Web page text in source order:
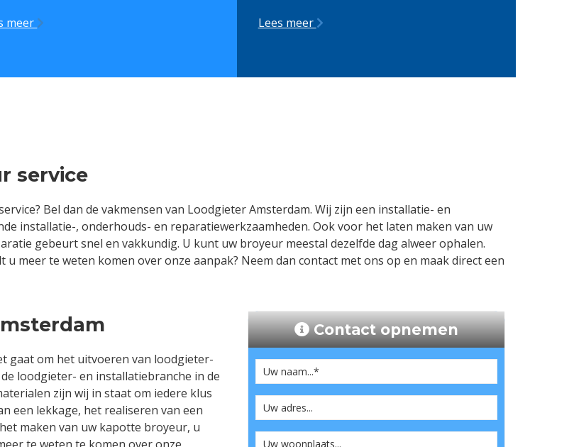
meer
Lees meer
service
Bel dan de vakmensen van Loodgieter Amsterdam. Wij zijn een installatie- en
installatie-, onderhouds- en reparatiewerkzaamheden. Ook voor het laten maken van uw
gebeurt snel en vakkundig. U kunt uw broyeur meestal dezelfde dag alweer ophalen.
meer te weten komen over onze aanpak? Neem dan contact met ons op en maak direct een
gaat om het uitvoeren van loodgieter-
loodgieter- en installatiebranche in de
zijn wij in staat om iedere klus
een lekkage, het realiseren van een
maken van uw kapotte broyeur, u
Contact opnemen